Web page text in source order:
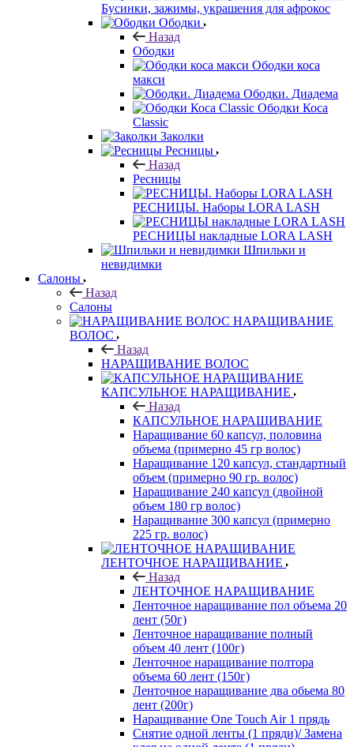
Бусинки, зажимы, украшения для афрокос
Ободки
Назад
Ободки
Ободки коса
макси
Ободки. Диадема
Ободки Коса
Classic
Заколки
Ресницы
Назад
Ресницы
РЕСНИЦЫ. Наборы LORA LASH
РЕСНИЦЫ накладные LORA LASH
Шпильки и
невидимки
Салоны
Назад
Салоны
НАРАЩИВАНИЕ
ВОЛОС
Назад
НАРАЩИВАНИЕ ВОЛОС
КАПСУЛЬНОЕ НАРАЩИВАНИЕ
Назад
КАПСУЛЬНОЕ НАРАЩИВАНИЕ
Наращивание 60 капсул, половина
объема (примерно 45 гр волос)
Наращивание 120 капсул, стандартный
объем (примерно 90 гр. волос)
Наращивание 240 капсул (двойной
объем 180 гр волос)
Наращивание 300 капсул (примерно
225 гр. волос)
ЛЕНТОЧНОЕ НАРАЩИВАНИЕ
Назад
ЛЕНТОЧНОЕ НАРАЩИВАНИЕ
Ленточное наращивание пол объема 20
лент (50г)
Ленточное наращивание полный
объем 40 лент (100г)
Ленточное наращивание полтора
объема 60 лент (150г)
Ленточное наращивание два обьема 80
лент (200г)
Наращивание One Touch Air 1 прядь
Снятие одной ленты (1 пряди)/ Замена